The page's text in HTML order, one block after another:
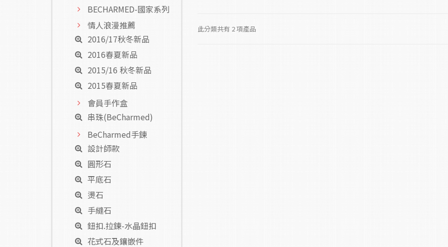
此分類共有 2 項產品
BECHARMED-國家系列
情人浪漫推薦
2016/17秋冬新品
2016春夏新品
2015/16 秋冬新品
2015春夏新品
會員手作盒
串珠(BeCharmed)
BeCharmed手鍊
設計師款
圓形石
平底石
燙石
手縫石
鈕扣.拉鍊-水晶鈕扣
花式石及鑲嵌件